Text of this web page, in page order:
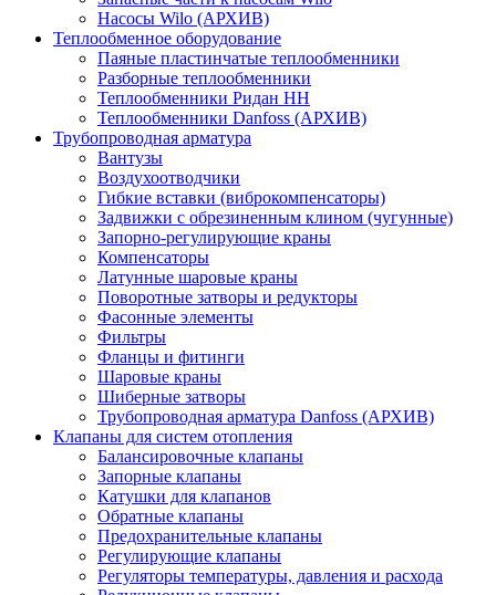
Насосы Wilo (АРХИВ)
Теплообменное оборудование
Паяные пластинчатые теплообменники
Разборные теплообменники
Теплообменники Ридан НН
Теплообменники Danfoss (АРХИВ)
Трубопроводная арматура
Вантузы
Воздухоотводчики
Гибкие вставки (виброкомпенсаторы)
Задвижки с обрезиненным клином (чугунные)
Запорно-регулирующие краны
Компенсаторы
Латунные шаровые краны
Поворотные затворы и редукторы
Фасонные элементы
Фильтры
Фланцы и фитинги
Шаровые краны
Шиберные затворы
Трубопроводная арматура Danfoss (АРХИВ)
Клапаны для систем отопления
Балансировочные клапаны
Запорные клапаны
Катушки для клапанов
Обратные клапаны
Предохранительные клапаны
Регулирующие клапаны
Регуляторы температуры, давления и расхода